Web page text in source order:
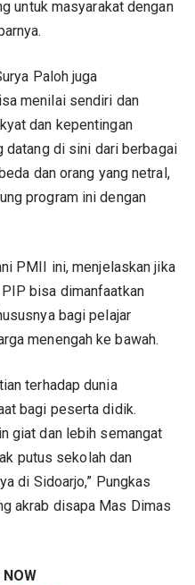
untuk masyarakat dengan
Paloh juga
menilai sendiri dan
dan kepentingan
datang di sini dari berbagai
dan orang yang netral,
program ini dengan
PMII ini, menjelaskan jika
bisa dimanfaatkan
bagi pelajar
menengah ke bawah.
terhadap dunia
bagi peserta didik.
giat dan lebih semangat
putus sekolah dan
di Sidoarjo,” Pungkas
akrab disapa Mas Dimas
NOW